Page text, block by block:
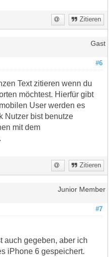
Zitieren
Gast
#6
Text zitieren wenn du
möchtest. Hierfür gibt
User werden es
Nutzer bist benutze
mit dem
Zitieren
Junior Member
#7
auch gegeben, aber ich
iPhone 6 gespeichert.